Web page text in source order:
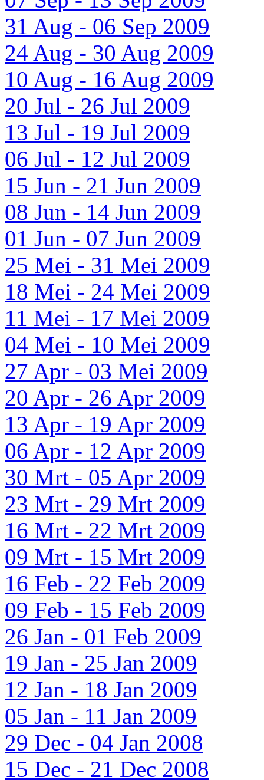
31 Aug - 06 Sep 2009
24 Aug - 30 Aug 2009
10 Aug - 16 Aug 2009
20 Jul - 26 Jul 2009
13 Jul - 19 Jul 2009
06 Jul - 12 Jul 2009
15 Jun - 21 Jun 2009
08 Jun - 14 Jun 2009
01 Jun - 07 Jun 2009
25 Mei - 31 Mei 2009
18 Mei - 24 Mei 2009
11 Mei - 17 Mei 2009
04 Mei - 10 Mei 2009
27 Apr - 03 Mei 2009
20 Apr - 26 Apr 2009
13 Apr - 19 Apr 2009
06 Apr - 12 Apr 2009
30 Mrt - 05 Apr 2009
23 Mrt - 29 Mrt 2009
16 Mrt - 22 Mrt 2009
09 Mrt - 15 Mrt 2009
16 Feb - 22 Feb 2009
09 Feb - 15 Feb 2009
26 Jan - 01 Feb 2009
19 Jan - 25 Jan 2009
12 Jan - 18 Jan 2009
05 Jan - 11 Jan 2009
29 Dec - 04 Jan 2008
15 Dec - 21 Dec 2008